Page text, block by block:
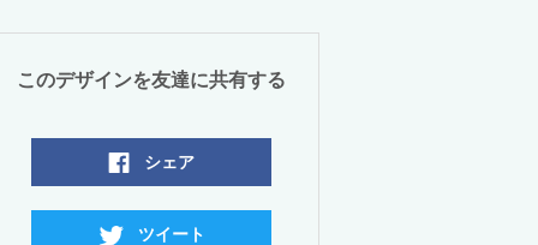
このデザインを友達に共有する
シェア
ツイート